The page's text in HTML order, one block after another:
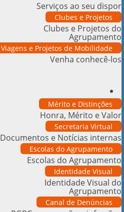
Serviços ao seu dispor
Clubes e Projetos
Clubes e Projetos do
Agrupamento
Viagens e Projetos de Mobilidade
Venha conhecê-los
Mérito e Distinções
Honra, Mérito e Valor
Secretaria Virtual
Documentos e Notícias internas
Escolas do Agrupamento
Escolas do Agrupamento
Identidade Visual
Identidade Visual do
Agrupamento
Canal de Denúncias